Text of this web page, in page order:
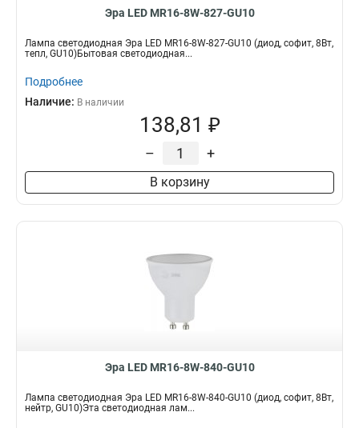
Эра LED MR16-8W-827-GU10
Лампа светодиодная Эра LED MR16-8W-827-GU10 (диод, софит, 8Вт,
тепл, GU10)Бытовая светодиодная...
Подробнее
Наличие: В наличии
138,81 ₽
– +
В корзину
Эра LED MR16-8W-840-GU10
Лампа светодиодная Эра LED MR16-8W-840-GU10 (диод, софит, 8Вт,
нейтр, GU10)Эта светодиодная лам...